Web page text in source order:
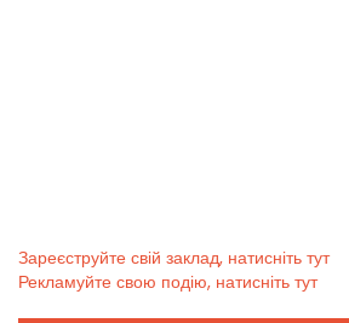
Зареєструйте свій заклад, натисніть тут
Рекламуйте свою подію, натисніть тут